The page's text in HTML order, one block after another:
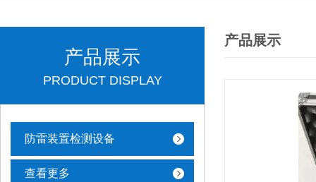
产品展示
PRODUCT DISPLAY
防雷装置检测设备
查看更多
产品展示